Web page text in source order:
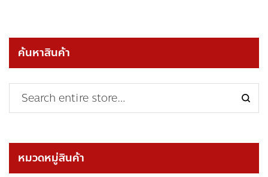
ค้นหาสินค้า
หมวดหมู่สินค้า